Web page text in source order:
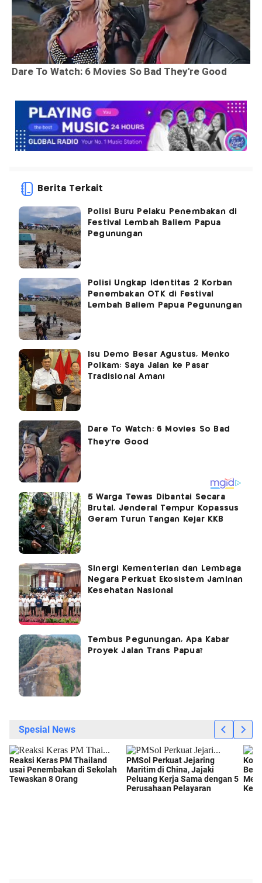
Berita Terkait
Polisi Buru Pelaku Penembakan di
Festival Lembah Baliem Papua
Pegunungan
Polisi Ungkap Identitas 2 Korban
Penembakan OTK di Festival
Lembah Baliem Papua Pegunungan
Isu Demo Besar Agustus, Menko
Polkam: Saya Jalan ke Pasar
Tradisional Aman!
5 Warga Tewas Dibantai Secara
Brutal, Jenderal Tempur Kopassus
Geram Turun Tangan Kejar KKB
Sinergi Kementerian dan Lembaga
Negara Perkuat Ekosistem Jaminan
Kesehatan Nasional
Tembus Pegunungan, Apa Kabar
Proyek Jalan Trans Papua?